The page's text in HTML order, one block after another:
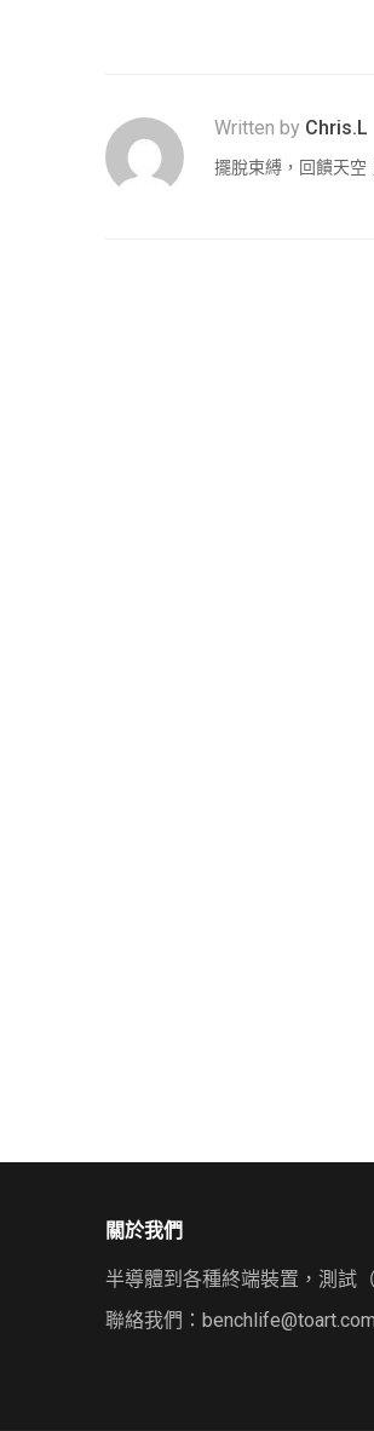
Written by Chris.L
擺脫束縛，回饋天空
關於我們
半導體到各種終端裝置，測試
聯絡我們：